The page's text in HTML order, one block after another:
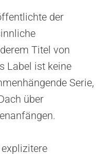
der
Titel von
Label ist keine
Serie,
über
explizitere